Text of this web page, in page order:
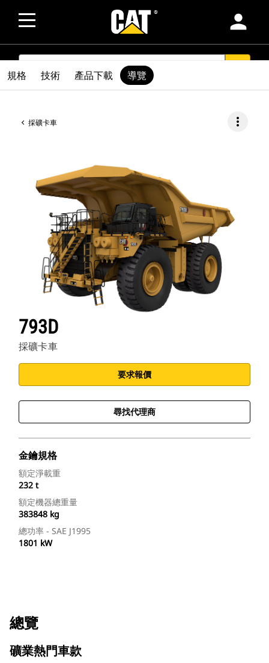
person
SEARCH
採礦卡車 more_vert
793D
採礦卡車
要求報價
尋找代理商
金鑰規格
額定淨載重
232 t
額定機器總重量
383848 kg
總功率 - SAE J1995
1801 kW
規格 技術 產品下載 導覽
總覽
礦業熱門車款